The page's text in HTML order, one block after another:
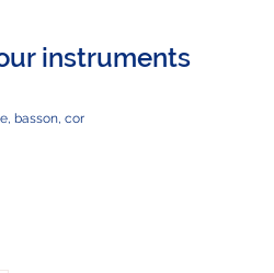
instruments
basson, cor